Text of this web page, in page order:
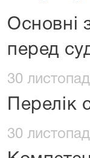
Основні
перед
30
Перелік
30